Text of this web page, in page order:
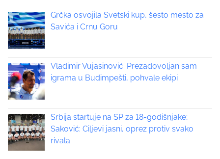
o
s
t
o
n
:
s
t
s
n
a
i
g
Grčka osvojila Svetski kup, šesto mesto za
Savića i Crnu Goru
Vladimir Vujasinović: Prezadovoljan sam
igrama u Budimpešti, pohvale ekipi
Srbija startuje na SP za 18-godišnjake;
Saković: Ciljevi jasni, oprez protiv svako
rivala